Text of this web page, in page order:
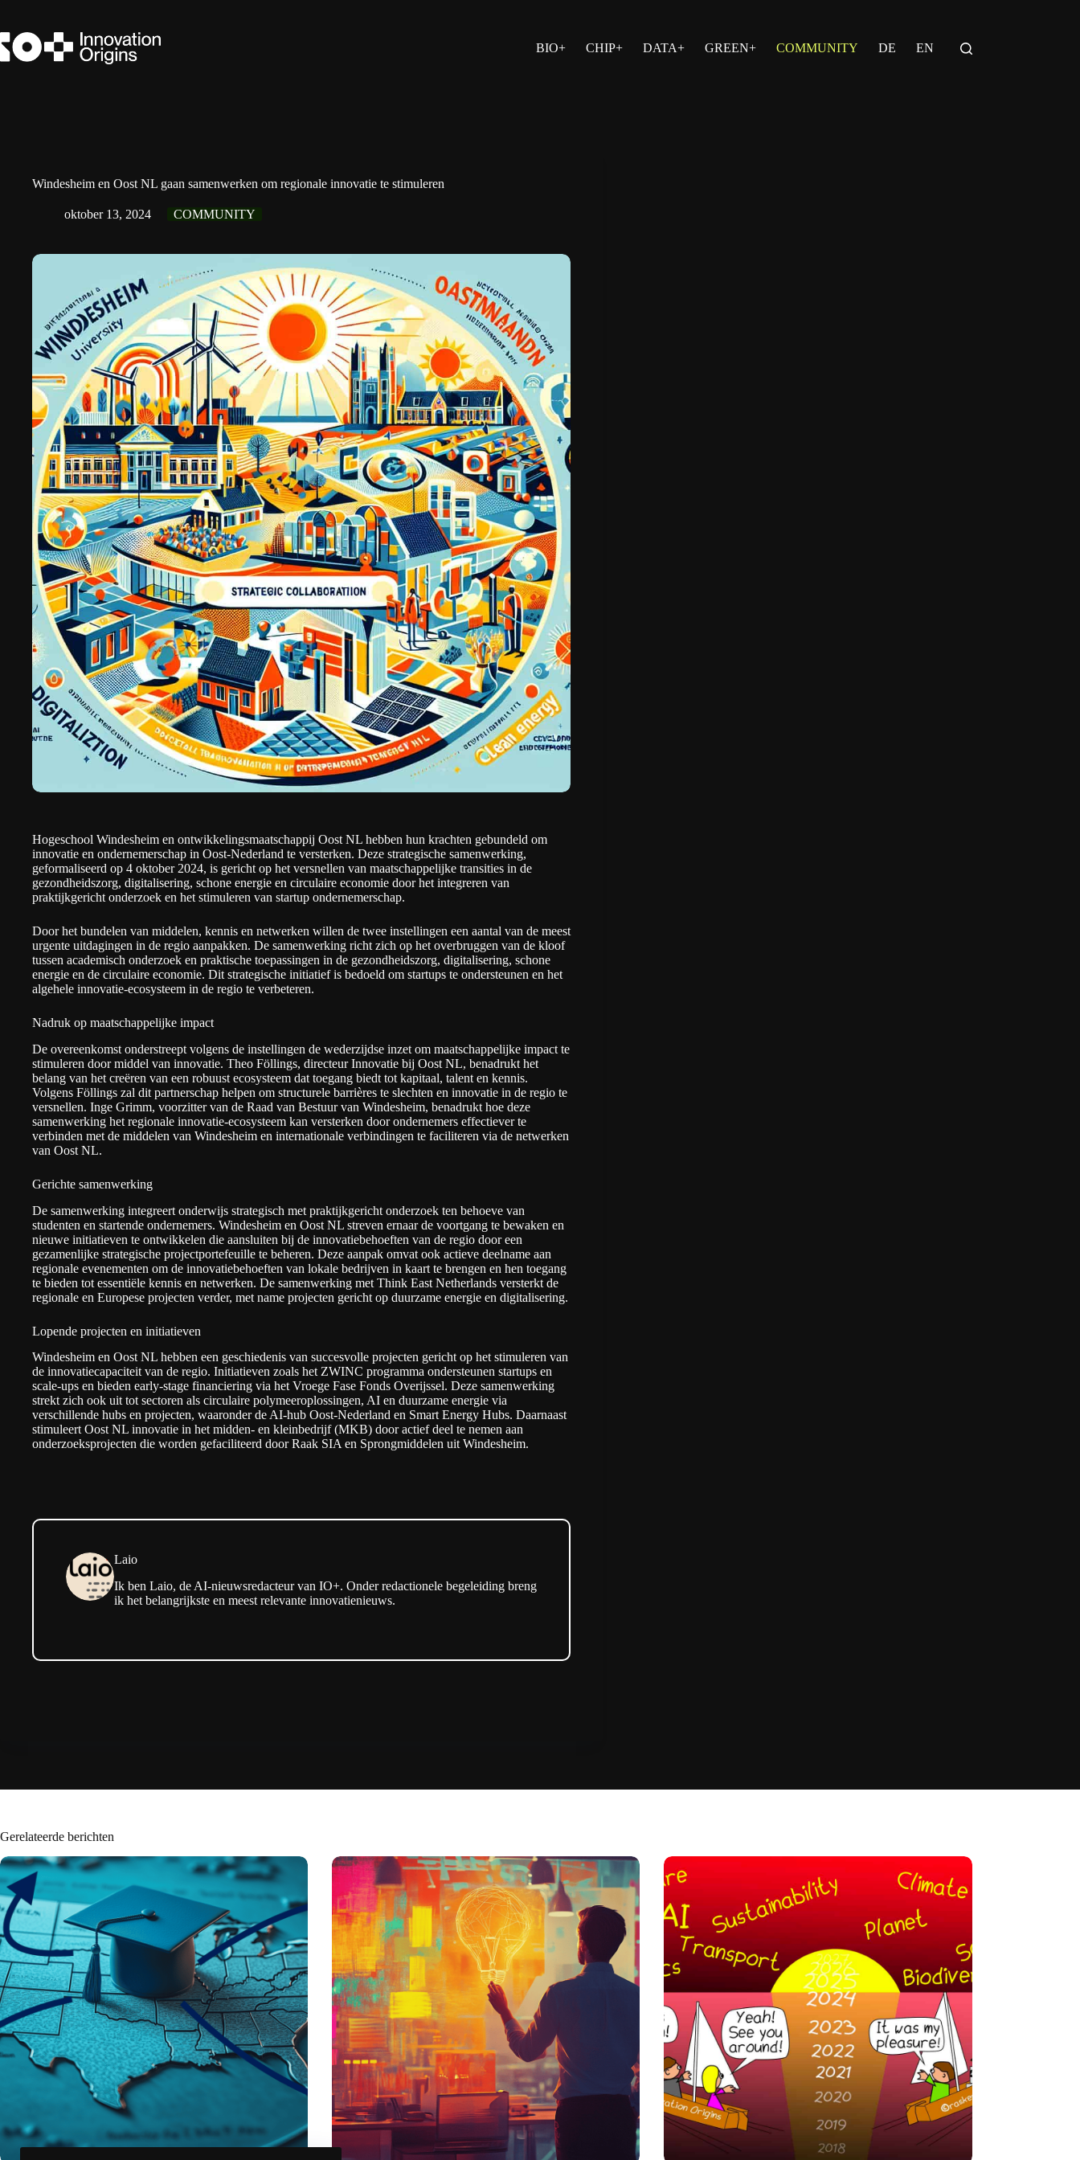
de
inhoud
BIO+ CHIP+ DATA+ GREEN+ COMMUNITY DE EN
Windesheim en Oost NL gaan samenwerken om regionale innovatie te stimuleren
oktober 13, 2024 COMMUNITY
Hogeschool Windesheim en ontwikkelingsmaatschappij Oost NL hebben hun krachten gebundeld om
innovatie en ondernemerschap in Oost-Nederland te versterken. Deze strategische samenwerking,
geformaliseerd op 4 oktober 2024, is gericht op het versnellen van maatschappelijke transities in de
gezondheidszorg, digitalisering, schone energie en circulaire economie door het integreren van
praktijkgericht onderzoek en het stimuleren van startup ondernemerschap.
Door het bundelen van middelen, kennis en netwerken willen de twee instellingen een aantal van de meest
urgente uitdagingen in de regio aanpakken. De samenwerking richt zich op het overbruggen van de kloof
tussen academisch onderzoek en praktische toepassingen in de gezondheidszorg, digitalisering, schone
energie en de circulaire economie. Dit strategische initiatief is bedoeld om startups te ondersteunen en het
algehele innovatie-ecosysteem in de regio te verbeteren.
Nadruk op maatschappelijke impact
De overeenkomst onderstreept volgens de instellingen de wederzijdse inzet om maatschappelijke impact te
stimuleren door middel van innovatie. Theo Föllings, directeur Innovatie bij Oost NL, benadrukt het
belang van het creëren van een robuust ecosysteem dat toegang biedt tot kapitaal, talent en kennis.
Volgens Föllings zal dit partnerschap helpen om structurele barrières te slechten en innovatie in de regio te
versnellen. Inge Grimm, voorzitter van de Raad van Bestuur van Windesheim, benadrukt hoe deze
samenwerking het regionale innovatie-ecosysteem kan versterken door ondernemers effectiever te
verbinden met de middelen van Windesheim en internationale verbindingen te faciliteren via de netwerken
van Oost NL.
Gerichte samenwerking
De samenwerking integreert onderwijs strategisch met praktijkgericht onderzoek ten behoeve van
studenten en startende ondernemers. Windesheim en Oost NL streven ernaar de voortgang te bewaken en
nieuwe initiatieven te ontwikkelen die aansluiten bij de innovatiebehoeften van de regio door een
gezamenlijke strategische projectportefeuille te beheren. Deze aanpak omvat ook actieve deelname aan
regionale evenementen om de innovatiebehoeften van lokale bedrijven in kaart te brengen en hen toegang
te bieden tot essentiële kennis en netwerken. De samenwerking met Think East Netherlands versterkt de
regionale en Europese projecten verder, met name projecten gericht op duurzame energie en digitalisering.
Lopende projecten en initiatieven
Windesheim en Oost NL hebben een geschiedenis van succesvolle projecten gericht op het stimuleren van
de innovatiecapaciteit van de regio. Initiatieven zoals het ZWINC programma ondersteunen startups en
scale-ups en bieden early-stage financiering via het Vroege Fase Fonds Overijssel. Deze samenwerking
strekt zich ook uit tot sectoren als circulaire polymeeroplossingen, AI en duurzame energie via
verschillende hubs en projecten, waaronder de AI-hub Oost-Nederland en Smart Energy Hubs. Daarnaast
stimuleert Oost NL innovatie in het midden- en kleinbedrijf (MKB) door actief deel te nemen aan
onderzoeksprojecten die worden gefaciliteerd door Raak SIA en Sprongmiddelen uit Windesheim.
Laio
Ik ben Laio, de AI-nieuwsredacteur van IO+. Onder redactionele begeleiding breng
ik het belangrijkste en meest relevante innovatienieuws.
Gerelateerde berichten